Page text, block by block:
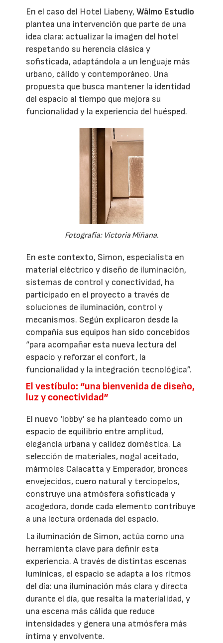
En el caso del Hotel Liabeny,Wälmo Estudio
plantea una intervención que parte de una
idea clara: actualizar la imagen del hotel
respetando su herencia clásica y
sofisticada, adaptándola a un lenguaje más
urbano, cálido y contemporáneo. Una
propuesta que busca mantener la identidad
del espacio al tiempo que mejora su
funcionalidad y la experiencia del huésped.
Fotografía: Victoria Miñana.
En este contexto, Simon, especialista en
material eléctrico y diseño de iluminación,
sistemas de control y conectividad, ha
participado en el proyecto a través de
soluciones de iluminación, control y
mecanismos. Según explicaron desde la
compañía sus equipos han sido concebidos
“para acompañar esta nueva lectura del
espacio y reforzar el confort, la
funcionalidad y la integración tecnológica”.
El vestíbulo: “una bienvenida de diseño,
luz y conectividad”
El nuevo ‘lobby’ se ha planteado como un
espacio de equilibrio entre amplitud,
elegancia urbana y calidez doméstica. La
selección de materiales, nogal aceitado,
mármoles Calacatta y Emperador, bronces
envejecidos, cuero natural y terciopelos,
construye una atmósfera sofisticada y
acogedora, donde cada elemento contribuye
a una lectura ordenada del espacio.
La iluminación de Simon, actúa como una
herramienta clave para definir esta
experiencia. A través de distintas escenas
lumínicas, el espacio se adapta a los ritmos
del día: una iluminación más clara y directa
durante el día, que resalta la materialidad, y
una escena más cálida que reduce
intensidades y genera una atmósfera más
íntima y envolvente.